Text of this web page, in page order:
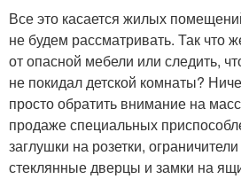
Все это касается жилых
не будем рассматривать. Так что
от опасной мебели или следить,
не покидал детской комнаты?
просто обратить внимание на
продаже специальных
заглушки на розетки,
стеклянные дверцы и замки на